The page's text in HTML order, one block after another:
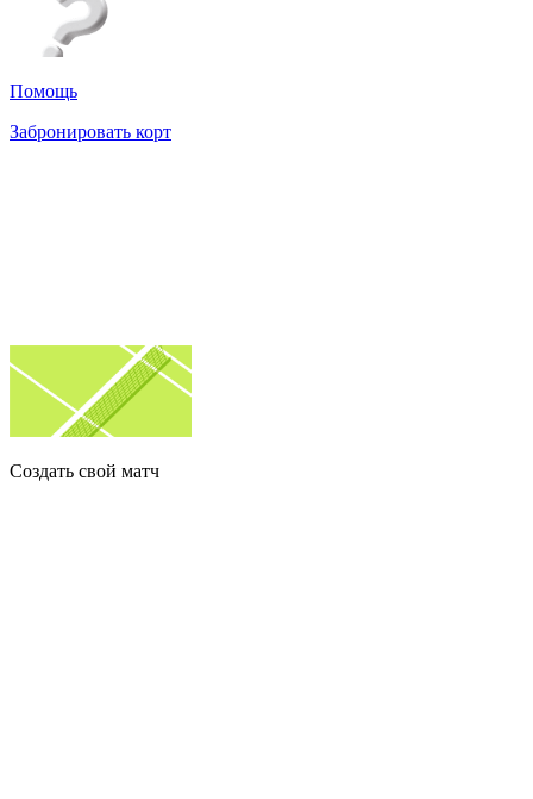
Помощь
Забронировать корт
Создать свой матч